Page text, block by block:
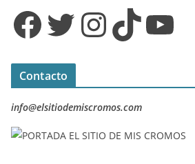
Facebook Twitter InstagramTikTok YouTube
Contacto
info@elsitiodemiscromos.com